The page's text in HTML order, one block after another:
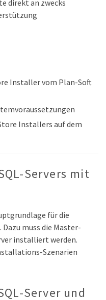
direkt an zwecks
Installer vom Plan-Soft
Installers auf dem
Servers mit
für die
muss die Master-
installiert werden.
Szenarien
Server und